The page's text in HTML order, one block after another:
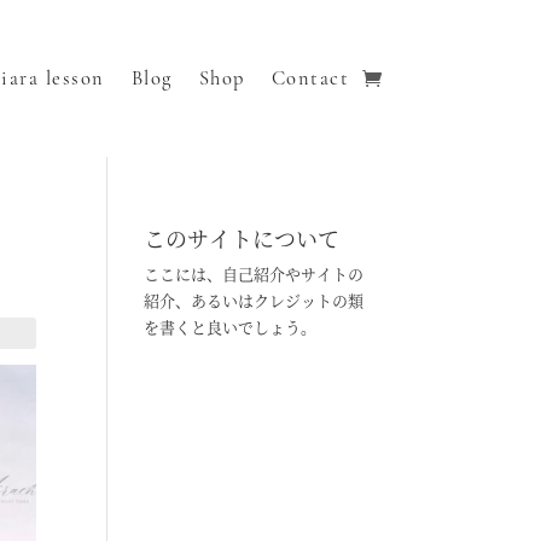
lesson Blog Shop Contact
このサイトについて
ここには、自己紹介やサイトの
紹介、あるいはクレジットの類
を書くと良いでしょう。